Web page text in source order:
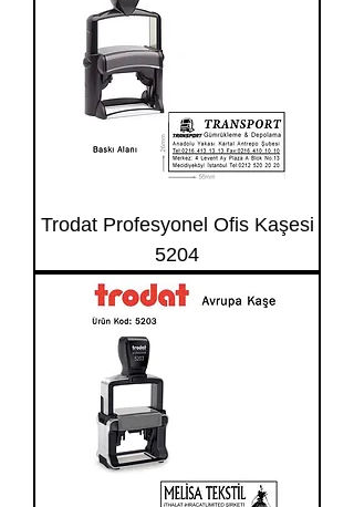
Trodat Profesyonel Ofis Kaşesi
5204